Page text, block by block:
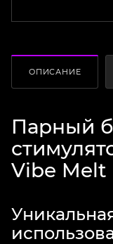
ОПИСАНИЕ
Парный
Vibe Melt